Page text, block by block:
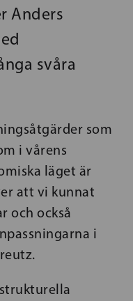
Anders
svåra
som
i vårens
läget är
att vi kunnat
och också
i